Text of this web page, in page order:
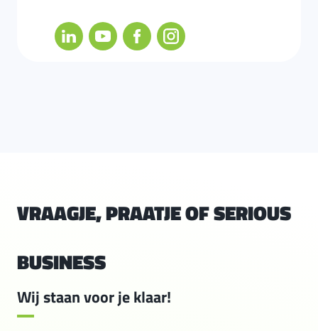
VRAAGJE, PRAATJE OF SERIOUS
BUSINESS
Wij staan voor je klaar!